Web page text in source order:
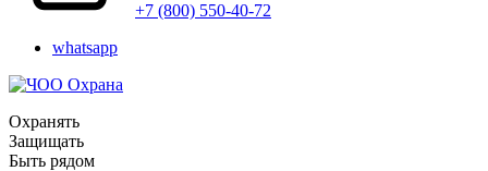
+7 (800) 550-40-72
whatsapp
Охранять
Защищать
Быть рядом